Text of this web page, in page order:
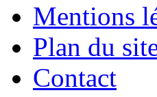
Mentions
Plan du
Contact